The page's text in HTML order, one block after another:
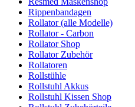
Rippenbandagen
Rollator (alle Modelle)
Rollator - Carbon
Rollator Shop
Rollator Zubehör
Rollatoren
Rollstühle
Rollstuhl Akkus
Rollstuhl Kissen Shop